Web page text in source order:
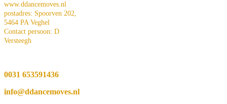
www.ddancemoves.nl
postadres: Spoorven 202,
5464 PA Veghel
Contact persoon: D
Versteegh
0031 653591436
info@ddancemoves.nl